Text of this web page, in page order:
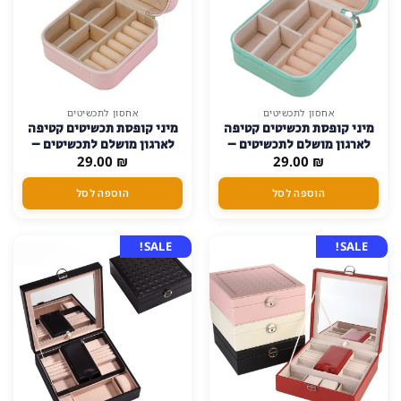
אחסון לתכשיטים
מיני קופסת תכשיטים קטיפה
לארגון מושלם לתכשיטים –
טורקיז
29.00 ₪
הוספה לסל
אחסון לתכשיטים
מיני קופסת תכשיטים קטיפה
לארגון מושלם לתכשיטים –
ורוד
29.00 ₪
הוספה לסל
SALE!
SALE!